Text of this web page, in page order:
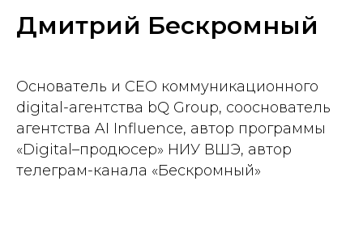
Дмитрий Бескромный
Основатель и СЕО коммуникационного
digital-агентства bQ Group, сооснователь
агентства AI Influence, автор программы
«Digital–продюсер» НИУ ВШЭ, автор
телеграм-канала «Бескромный»